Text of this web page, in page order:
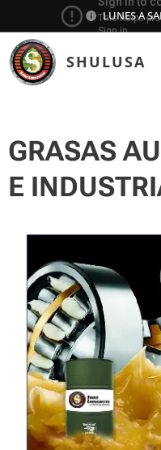
LUNES A
SHULUSA
GRASAS
E